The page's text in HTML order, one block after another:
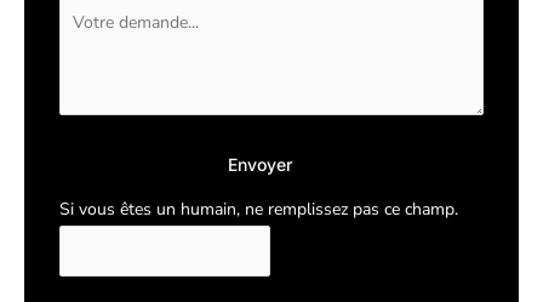
Envoyer
Si vous êtes un humain, ne remplissez pas ce champ.